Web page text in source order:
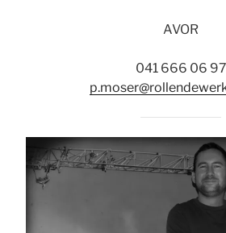
AVOR
041 666 06 97